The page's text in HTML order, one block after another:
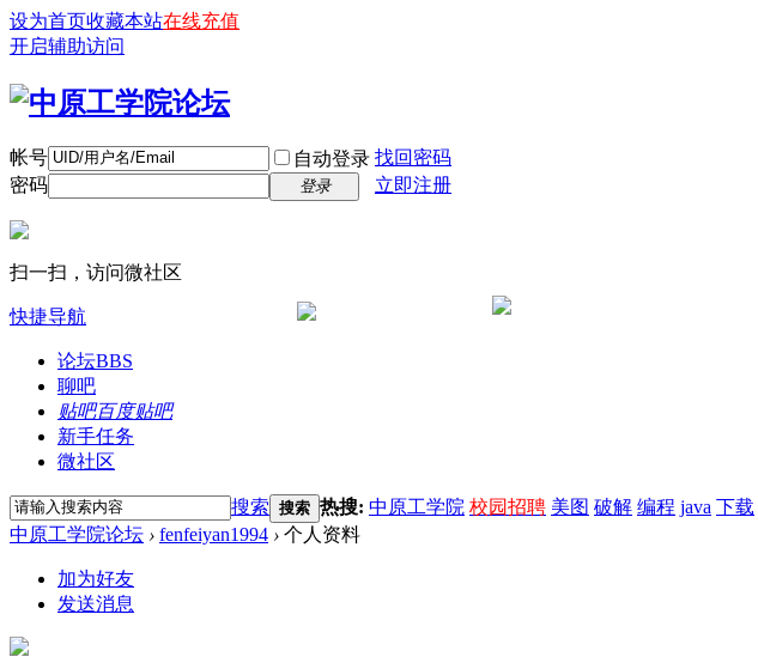
设为首页收藏本站在线充值
开启辅助访问
帐号 自动登录 找回密码
密码
登录 立即注册
扫一扫，访问微社区
快捷导航
论坛BBS
聊吧
贴吧百度贴吧
新手任务
微社区
搜索 搜索 热搜: 中原工学院 校园招聘 美图 破解 编程 java 下载
中原工学院论坛 › fenfeiyan1994 › 个人资料
加为好友
发送消息